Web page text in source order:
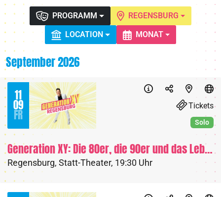
PROGRAMM
REGENSBURG
LOCATION
MONAT
September 2026
11
09
FR
Generation XY: Die 80er, die 90er und das Leben heute
Regensburg, Statt-Theater, 19:30 Uhr
Tickets
Solo